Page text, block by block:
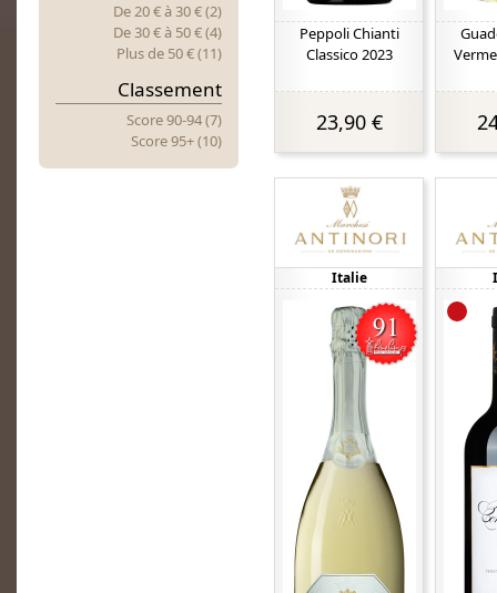
De 20 €à30 € (2)
De 30 €à 50 € (4)
PlusdE 50 € (11)
Classement
Score 90-94 (7)
Score 95+ (10)
Peppoli Chianti
Classico 2023
23,90 €
Italie